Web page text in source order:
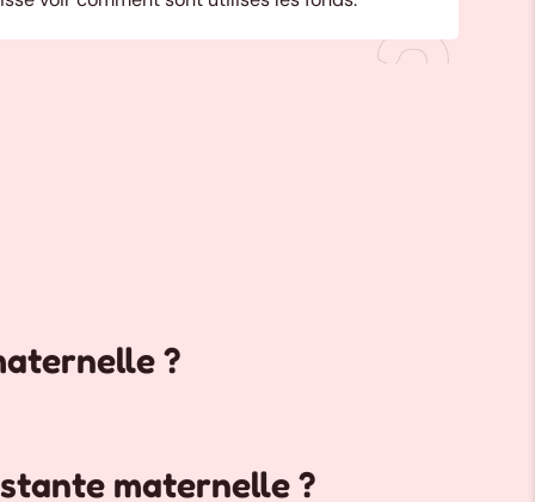
?
maternelle ?